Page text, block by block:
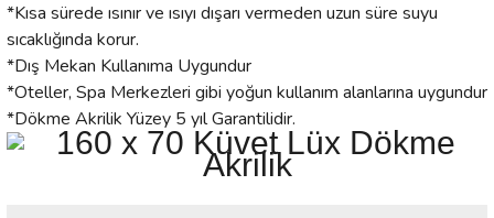
*Kısa sürede ısınır ve ısıyı dışarı vermeden uzun süre suyu
sıcaklığında korur.
*Dış Mekan Kullanıma Uygundur
*Oteller, Spa Merkezleri gibi yoğun kullanım alanlarına uygundur
*Dökme Akrilik Yüzey 5 yıl Garantilidir.